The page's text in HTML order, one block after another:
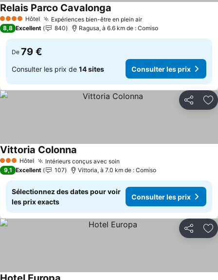
4 Étoiles Hôtel Expériences bien-être en plein airConsulter les prix
Relais Parco Cavalonga
8,8 Excellent 840 Ragusa, à 6.6 km de : Comiso
De 79 €
Consulter les prix de 14 sites Consulter les prix
Partager
3 ÉtoilesHôtel Intérieurs conçus avec soin
Vittoria Colonna
9,1 Excellent 107 Vittoria, à 7.0 km de : Comiso
Sélectionnez des dates pour voir
les prix exacts
Consulter les prix
Partager